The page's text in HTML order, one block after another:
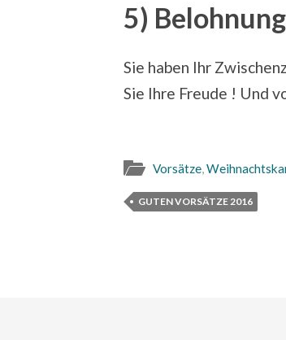
5) Belohnung
Sie haben Ihr
Sie Ihre Freude ! Und
Vorsätze,
GUTEN VORSÄTZE 2016